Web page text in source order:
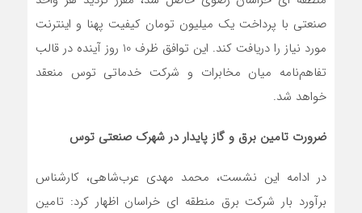
صنعتی با پرداخت یک میلیون تومان کیفیت پهنا و اینترنت
مورد نیاز را دریافت کند. این توافق ظرف 10 روز آینده در قالب
تفاهم‌نامه میان مخابرات و شرکت خدماتی توس منعقد
خواهد شد.
ضرورت تامین برق و گاز پایدار در شهرک صنعتی توس
در ادامه این نشست، محمد مهدی عرب‌شاهی، کارشناس
برآورد بار شرکت برق منطقه ای خراسان اظهار کرد: تامین